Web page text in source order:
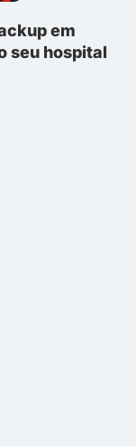
em
seu hospital